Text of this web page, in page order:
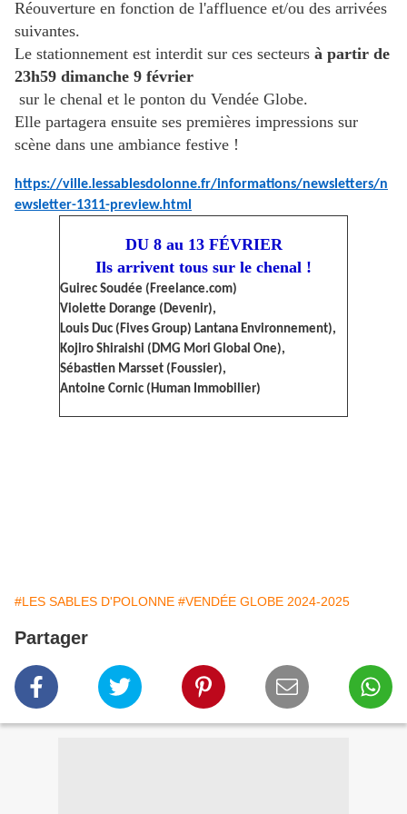
Réouverture en fonction de l'affluence et/ou des arrivées
suivantes.
Le stationnement est interdit sur ces secteurs à partir de
23h59 dimanche 9 février
sur le chenal et le ponton du Vendée Globe.
Elle partagera ensuite ses premières impressions sur
scène dans une ambiance festive !
https://ville.lessablesdolonne.fr/informations/newsletters/n
ewsletter-1311-preview.html
DU 8 au 13 FÉVRIER
Ils arrivent tous sur le chenal !
Guirec Soudée (Freelance.com)
Violette Dorange (Devenir),
Louis Duc (Fives Group) Lantana Environnement),
Kojiro Shiraishi (DMG Mori Global One),
Sébastien Marsset (Foussier),
Antoine Cornic (Human Immobilier)
#LES SABLES D'POLONNE #VENDÉE GLOBE 2024-2025
Partager